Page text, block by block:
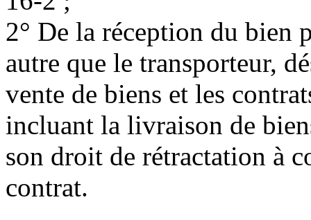
2° De la réception du bien
autre que le transporteur,
vente de biens et les
incluant la livraison de
son droit de rétractation à
contrat.